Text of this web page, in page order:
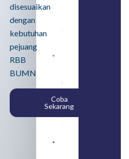
disesuaikan
dengan
kebutuhan
pejuang
RBB
BUMN
Coba
Sekarang
August 5,
2026
yang
Tergabung
dalam
Himbara
August 4,
2026